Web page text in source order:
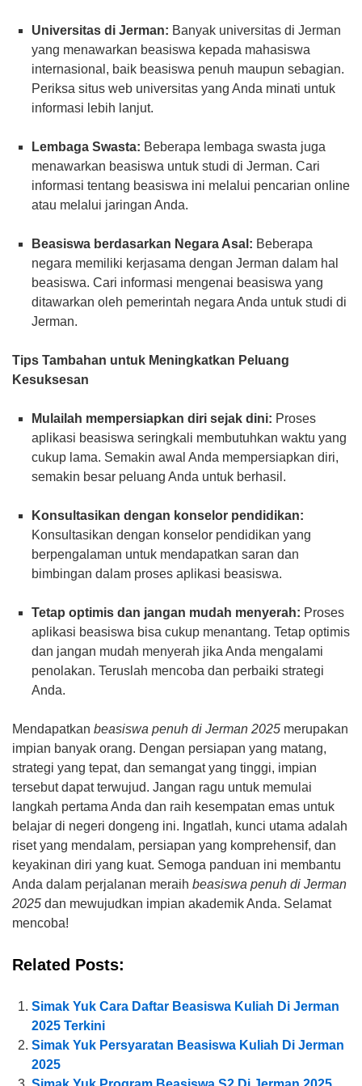
Universitas di Jerman: Banyak universitas di Jerman
yang menawarkan beasiswa kepada mahasiswa
internasional, baik beasiswa penuh maupun sebagian.
Periksa situs web universitas yang Anda minati untuk
informasi lebih lanjut.
Lembaga Swasta: Beberapa lembaga swasta juga
menawarkan beasiswa untuk studi di Jerman. Cari
informasi tentang beasiswa ini melalui pencarian online
atau melalui jaringan Anda.
Beasiswa berdasarkan Negara Asal: Beberapa
negara memiliki kerjasama dengan Jerman dalam hal
beasiswa. Cari informasi mengenai beasiswa yang
ditawarkan oleh pemerintah negara Anda untuk studi di
Jerman.
Tips Tambahan untuk Meningkatkan Peluang
Kesuksesan
Mulailah mempersiapkan diri sejak dini: Proses
aplikasi beasiswa seringkali membutuhkan waktu yang
cukup lama. Semakin awal Anda mempersiapkan diri,
semakin besar peluang Anda untuk berhasil.
Konsultasikan dengan konselor pendidikan:
Konsultasikan dengan konselor pendidikan yang
berpengalaman untuk mendapatkan saran dan
bimbingan dalam proses aplikasi beasiswa.
Tetap optimis dan jangan mudah menyerah: Proses
aplikasi beasiswa bisa cukup menantang. Tetap optimis
dan jangan mudah menyerah jika Anda mengalami
penolakan. Teruslah mencoba dan perbaiki strategi
Anda.
Mendapatkan beasiswa penuh di Jerman 2025 merupakan
impian banyak orang. Dengan persiapan yang matang,
strategi yang tepat, dan semangat yang tinggi, impian
tersebut dapat terwujud. Jangan ragu untuk memulai
langkah pertama Anda dan raih kesempatan emas untuk
belajar di negeri dongeng ini. Ingatlah, kunci utama adalah
riset yang mendalam, persiapan yang komprehensif, dan
keyakinan diri yang kuat. Semoga panduan ini membantu
Anda dalam perjalanan meraih beasiswa penuh di Jerman
2025 dan mewujudkan impian akademik Anda. Selamat
mencoba!
Related Posts:
Simak Yuk Cara Daftar Beasiswa Kuliah Di Jerman
2025 Terkini
Simak Yuk Persyaratan Beasiswa Kuliah Di Jerman
2025